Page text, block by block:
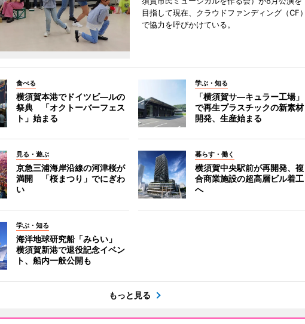
目指して現在、クラウドファンディング（CF）
で協力を呼びかけている。
食べる
横須賀本港でドイツビ―ルの
祭典 「オクトーバーフェス
ト」始まる
学ぶ・知る
「横須賀サ―キュラー工場」
で再生プラスチックの新素材
開発、生産始まる
見る・遊ぶ
京急三浦海岸沿線の河津桜が
満開 「桜まつり」でにぎわ
い
暮らす・働く
横須賀中央駅前が再開発、複
合商業施設の超高層ビル着工
へ
学ぶ・知る
海洋地球研究船「みらい」
横須賀新港で退役記念イベン
ト、船内一般公開も
もっと見る